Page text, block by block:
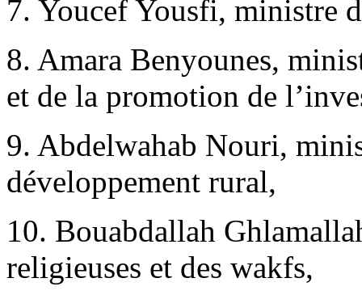
7. Youcef Yousfi, ministre
8. Amara Benyounes,
et de la promotion de
9. Abdelwahab Nouri,
développement rural,
10. Bouabdallah
religieuses et des wakfs,